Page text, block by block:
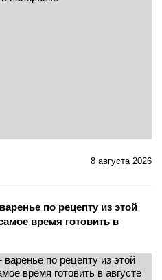
8 августа 2026
по рецепту из этой
время готовить в